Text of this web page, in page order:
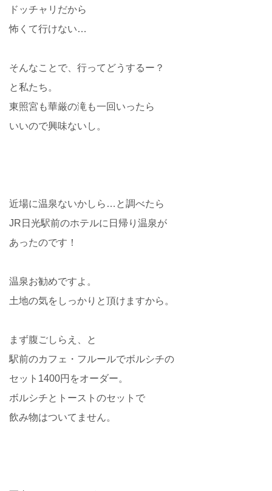
ドッチャリだから
怖くて行けない…
そんなことで、行ってどうするー？
と私たち。
東照宮も華厳の滝も一回いったら
いいので興味ないし。
近場に温泉ないかしら…と調べたら
JR日光駅前のホテルに日帰り温泉が
あったのです！
温泉お勧めですよ。
土地の気をしっかりと頂けますから。
まず腹ごしらえ、と
駅前のカフェ・フルールでボルシチの
セット1400円をオーダー。
ボルシチとトーストのセットで
飲み物はついてません。